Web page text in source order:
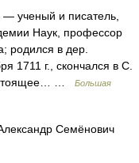
ученый и писатель,
Наук, профессор
родился в дер.
1711 г., скончался в С.
…
Большая
Семёнович